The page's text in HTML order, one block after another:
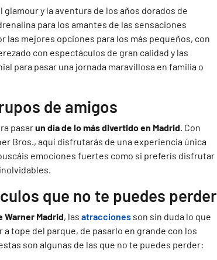
y la aventura de los años dorados de
para los amantes de las sensaciones
mejores opciones para los más pequeños, con
con espectáculos de gran calidad y las
para pasar una jornada maravillosa en familia o
de amigos
pasarun día de lo más divertido en Madrid . Con
Bros., aquí disfrutarás de una experiencia única
emociones fuertes como si preferís disfrutar
que no te puedes perder
Warner Madrid, las atracciones son sin duda lo que
tope del parque, de pasarlo en grande con los
son algunas de las que no te puedes perder: